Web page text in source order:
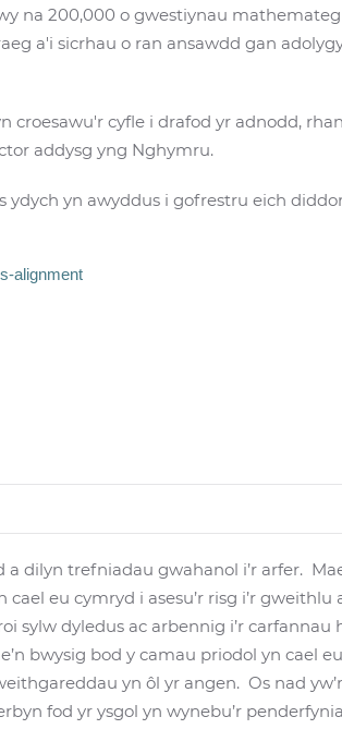
na 200,000 o gwestiynau mathemateg
a'i sicrhau o ran ansawdd gan
croesawu'r cyfle i drafod yr adnodd,
addysg yng Nghymru.
yn awyddus i gofrestru eich
alignment
a dilyn trefniadau gwahanol i’r arfer.
eu cymryd i asesu’r risg i’r gweithlu
sylw dyledus ac arbennig i’r carfannau
bwysig bod y camau priodol yn cael eu
yn ôl yr angen. Os nad yw’r
fod yr ysgol yn wynebu’r